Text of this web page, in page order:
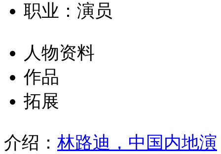
职业：演员
人物资料
作品
拓展
介绍： 林路迪，中国内地演